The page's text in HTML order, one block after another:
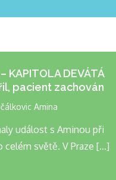
KAPITOLA DEVÁTÁ
pacient zachován
Amina
událost s Aminou při
celém světě. V Praze […]